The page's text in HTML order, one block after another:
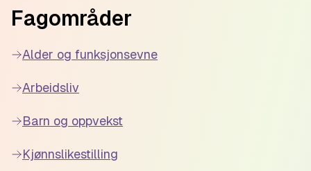
Fagområder
Alder og funksjonsevne
Arbeidsliv
Barn og oppvekst
Kjønnslikestilling